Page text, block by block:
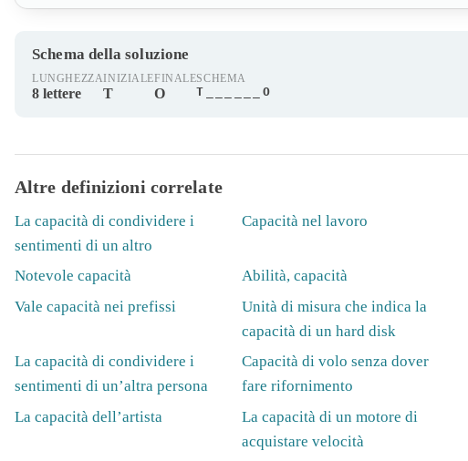
Schema della soluzione
LUNGHEZZA
8 lettere
INIZIALE
T
FINALE
O
SCHEMA
T______O
Altre definizioni correlate
La capacità di condividere i
sentimenti di un altro
Capacità nel lavoro
Notevole capacità
Abilità, capacità
Vale capacità nei prefissi
Unità di misura che indica la
capacità di un hard disk
La capacità di condividere i
sentimenti di un’altra persona
Capacità di volo senza dover
fare rifornimento
La capacità dell’artista
La capacità di un motore di
acquistare velocità